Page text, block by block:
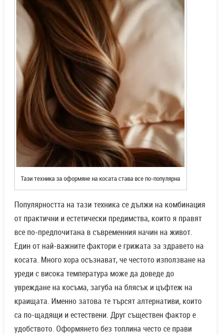
Тази техника за оформяне на косата става все по-популярна
Популярността на тази техника се дължи на комбинация
от практични и естетически предимства, които я правят
все по-предпочитана в съвременния начин на живот.
Един от най-важните фактори е грижата за здравето на
косата. Много хора осъзнават, че честото използване на
уреди с висока температура може да доведе до
увреждане на косъма, загуба на блясък и цъфтеж на
краищата. Именно затова те търсят алтернативи, които
са по-щадящи и естествени. Друг съществен фактор е
удобството. Оформянето без топлина често се прави